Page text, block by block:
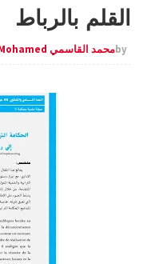
القلم بالرباط
byمحمد القاسمي Al kacimi Mohamed